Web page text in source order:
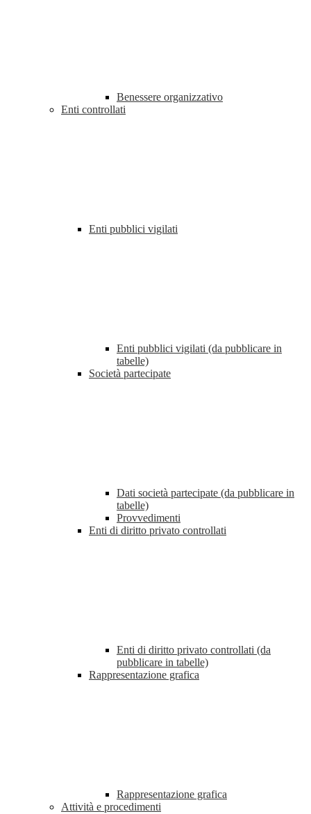
Benessere organizzativo
Enti controllati
Enti pubblici vigilati
Enti pubblici vigilati (da pubblicare in
tabelle)
Società partecipate
Dati società partecipate (da pubblicare in
tabelle)
Provvedimenti
Enti di diritto privato controllati
Enti di diritto privato controllati (da
pubblicare in tabelle)
Rappresentazione grafica
Rappresentazione grafica
Attività e procedimenti